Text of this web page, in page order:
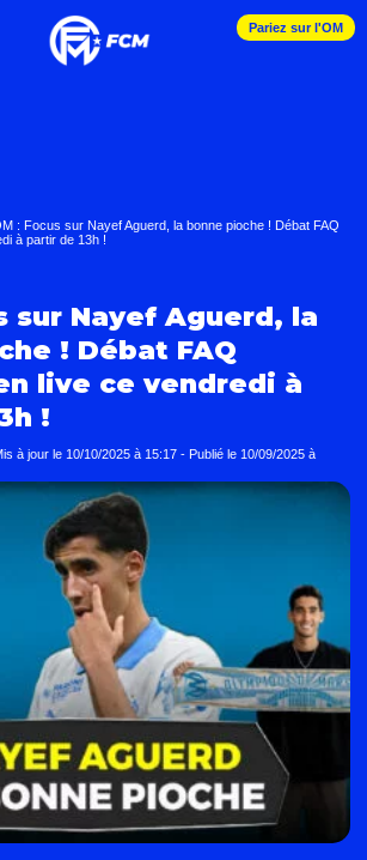
Pariez sur l'OM
: Focus sur Nayef Aguerd, la bonne pioche ! Débat FAQ
à partir de 13h !
sur Nayef Aguerd, la
! Débat FAQ
live ce vendredi à
!
à jour le 10/10/2025 à 15:17 - Publié le 10/09/2025 à